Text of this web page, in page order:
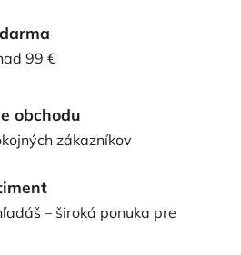
99 €
obchodu
zákazníkov
– široká ponuka pre